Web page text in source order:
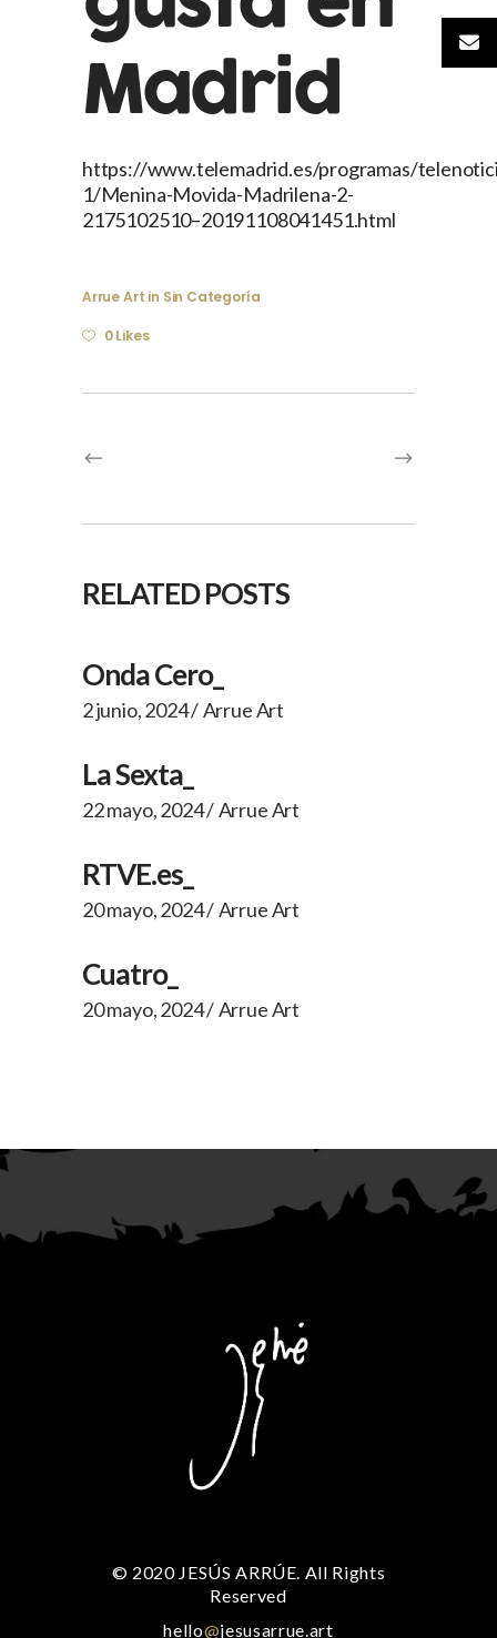
Madrid
https://www.telemadrid.es/programas/
1/Menina-Movida-Madrilena-2-
2175102510–20191108041451.html
Arrue Art in Sin Categoría
0 Likes
RELATED POSTS
Onda Cero_
2 junio, 2024 Arrue Art
La Sexta_
22 mayo, 2024 Arrue Art
RTVE.es_
20 mayo, 2024 Arrue Art
Cuatro_
20 mayo, 2024 Arrue Art
© 2020 JESÚS ARRÚE. All Rights
Reserved
hello@jesusarrue.art